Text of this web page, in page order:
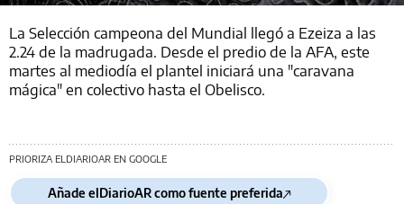
La Selección campeona del Mundial llegó a Ezeiza a las
2.24 de la madrugada. Desde el predio de la AFA, este
martes al mediodía el plantel iniciará una "caravana
mágica" en colectivo hasta el Obelisco.
PRIORIZA ELDIARIOAR EN GOOGLE
Añade elDiarioAR como fuente preferida